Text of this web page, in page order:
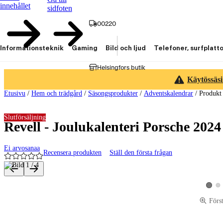
innehållet
sidfoten
00220
Helsingfors butik
Informationsteknik Gaming Bild och ljud Telefoner,
Etusivu / Hem och trädgård / Säsongsprodukter / Adventskalendrar / Produkt
Revell - Joulukalenteri Porsche 2024
Ei arvosanaa
Recensera produkten Ställ den första frågan
Slutförsäljning
Produktbilder och videor
Visa